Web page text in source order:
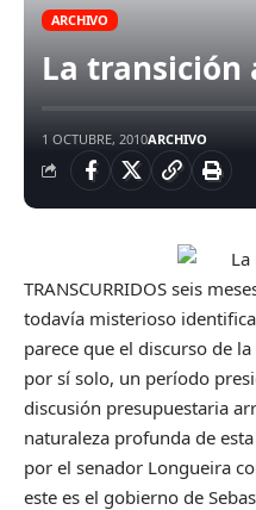
ARCHIVO
La transición
1 OCTUBRE, 2010ARCHIVO
TRANSCURRIDOS seis
todavía misterioso
parece que el discurso de
por sí solo, un período
discusión presupuestaria
naturaleza profunda de
por el senador Longueira
este es el gobierno de